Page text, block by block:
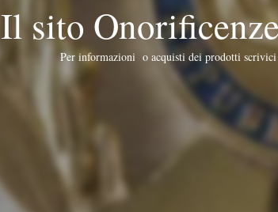
Il sito
Per informazioni o acquisti dei prodotti scrivici